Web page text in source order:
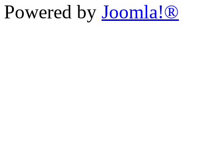
Powered by Joomla!®